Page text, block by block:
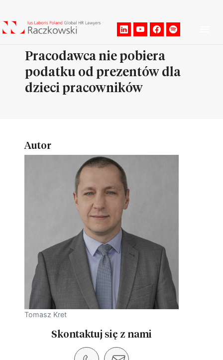
Pracodawca nie pobiera
podatku od prezentów dla
dzieci pracowników
Autor
Tomasz Kret
Skontaktuj się z nami